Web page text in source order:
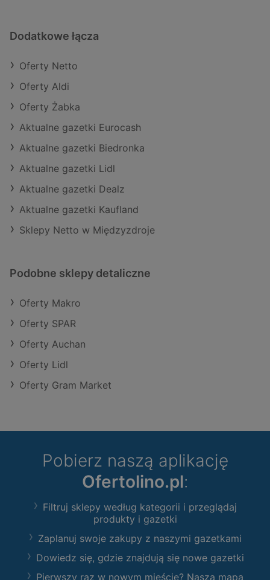
Dodatkowe łącza
Oferty Netto
Oferty Aldi
Oferty Żabka
Aktualne gazetki Eurocash
Aktualne gazetki Biedronka
Aktualne gazetki Lidl
Aktualne gazetki Dealz
Aktualne gazetki Kaufland
Sklepy Netto w Międzyzdroje
Podobne sklepy detaliczne
Oferty Makro
Oferty SPAR
Oferty Auchan
Oferty Lidl
Oferty Gram Market
Pobierz naszą aplikację
Ofertolino.pl:
Filtruj sklepy według kategorii i przeglądaj
produkty i gazetki
Zaplanuj swoje zakupy z naszymi gazetkami
Dowiedz się, gdzie znajdują się nowe gazetki
Pierwszy raz w nowym mieście? Nasza mapa